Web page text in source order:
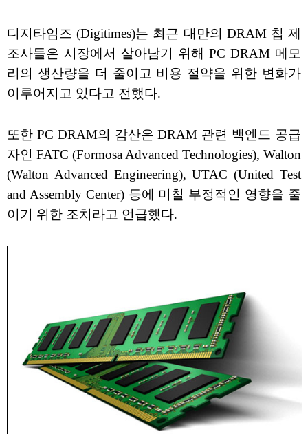
디지타임즈 (Digitimes)는 최근 대만의 DRAM 칩 제
조사들은 시장에서 살아남기 위해 PC DRAM 메모
리의 생산량을 더 줄이고 비용 절약을 위한 변화가
이루어지고 있다고 전했다.
또한 PC DRAM의 감산은 DRAM 관련 백엔드 공급
자인 FATC (Formosa Advanced Technologies), Walton
(Walton Advanced Engineering), UTAC (United Test
and Assembly Center) 등에 미칠 부정적인 영향을 줄
이기 위한 조치라고 언급했다.